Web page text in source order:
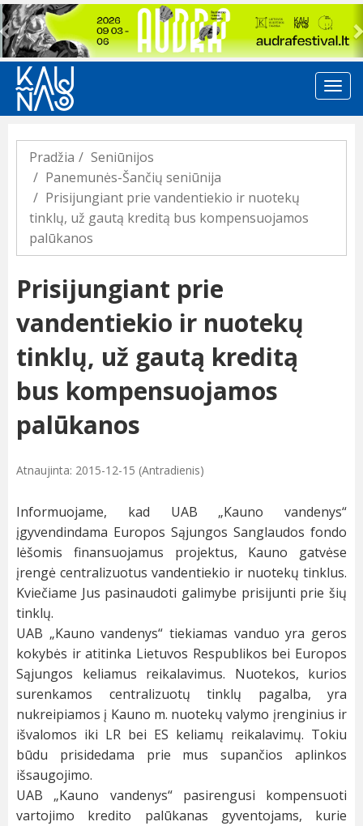
Previous
Pradžia
Seniūnijos
Panemunės-Šančių seniūnija
Prisijungiant prie vandentiekio ir nuotekų
tinklų, už gautą kreditą bus kompensuojamos
palūkanos
Prisijungiant prie
vandentiekio ir nuotekų
tinklų, už gautą kreditą
bus kompensuojamos
palūkanos
Atnaujinta: 2015-12-15 (Antradienis)
Informuojame, kad UAB „Kauno vandenys“
įgyvendindama Europos Sąjungos Sanglaudos fondo
lėšomis finansuojamus projektus, Kauno gatvėse
įrengė centralizuotus vandentiekio ir nuotekų tinklus.
Kviečiame Jus pasinaudoti galimybe prisijunti prie šių
tinklų.
UAB „Kauno vandenys“ tiekiamas vanduo yra geros
kokybės ir atitinka Lietuvos Respublikos bei Europos
Sąjungos keliamus reikalavimus. Nuotekos, kurios
surenkamos centralizuotų tinklų pagalba, yra
nukreipiamos į Kauno m. nuotekų valymo įrenginius ir
išvalomos iki LR bei ES keliamų reikalavimų. Tokiu
būdu prisidedama prie mus supančios aplinkos
išsaugojimo.
UAB „Kauno vandenys“ pasirengusi kompensuoti
vartojimo kredito palūkanas gyventojams, kurie